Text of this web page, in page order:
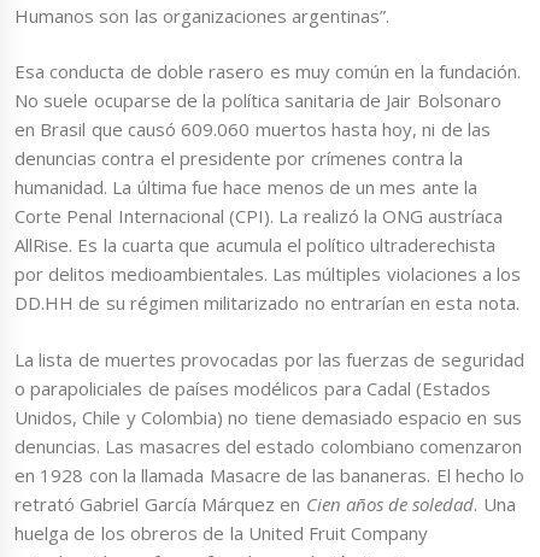
Humanos son las organizaciones argentinas”.
Esa conducta de doble rasero es muy común en la fundación.
No suele ocuparse de la política sanitaria de Jair Bolsonaro
en Brasil que causó 609.060 muertos hasta hoy, ni de las
denuncias contra el presidente por crímenes contra la
humanidad. La última fue hace menos de un mes ante la
Corte Penal Internacional (CPI). La realizó la ONG austríaca
AllRise. Es la cuarta que acumula el político ultraderechista
por delitos medioambientales. Las múltiples violaciones a los
DD.HH de su régimen militarizado no entrarían en esta nota.
La lista de muertes provocadas por las fuerzas de seguridad
o parapoliciales de países modélicos para Cadal (Estados
Unidos, Chile y Colombia) no tiene demasiado espacio en sus
denuncias. Las masacres del estado colombiano comenzaron
en 1928 con la llamada Masacre de las bananeras. El hecho lo
retrató Gabriel García Márquez en Cien años de soledad. Una
huelga de los obreros de la United Fruit Company